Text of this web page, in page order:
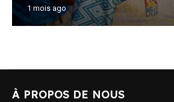
1 mois ago
À PROPOS DE NOUS